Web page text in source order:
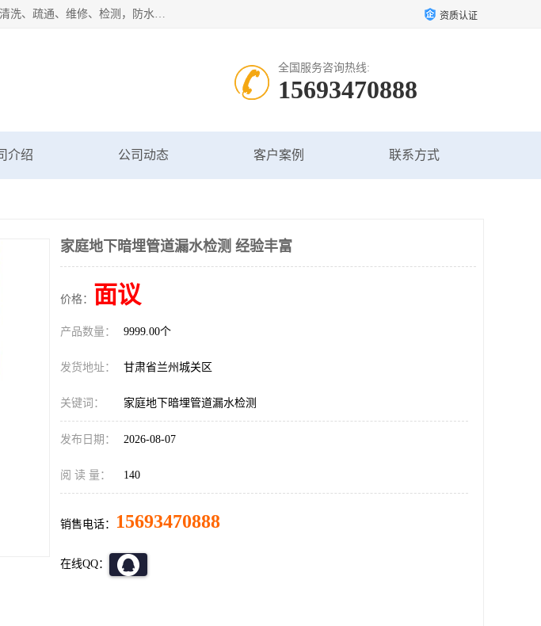
甘肃科探管道工程有限公司成立于2019年，注册地位于甘肃省兰州市。经营范围包括管道安装、清洗、疏通、维修、检测，防水工程，工程钻孔，化粪池清理，暖气安装，给排水管道安装维修，室内外管道如消防、供水、供热管道漏水检测定位，室内外防水堵漏等。 资质认证
全国服务咨询热线:
15693470888
介绍 公司动态 客户案例 联系方式
家庭地下暗埋管道漏水检测 经验丰富
价格： 面议
产品数量： 9999.00个
发货地址： 甘肃省兰州城关区
关键词： 家庭地下暗埋管道漏水检测
发布日期： 2026-08-07
阅 读 量： 140
销售电话： 15693470888
在线QQ：